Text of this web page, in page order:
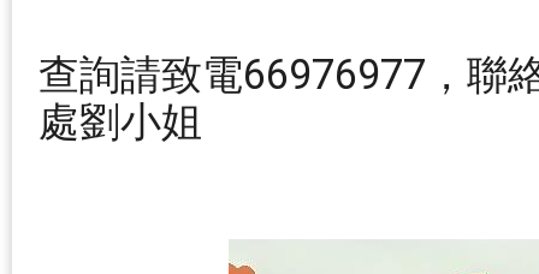
查詢請致電66976977，聯
處劉小姐